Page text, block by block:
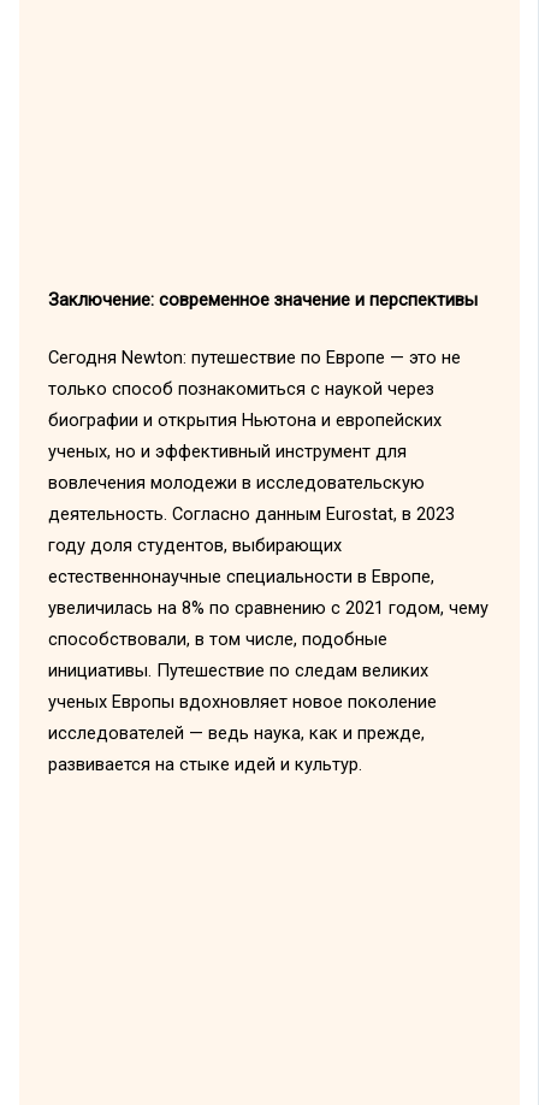
Заключение: современное значение и перспективы
Сегодня Newton: путешествие по Европе — это не
только способ познакомиться с наукой через
биографии и открытия Ньютона и европейских
ученых, но и эффективный инструмент для
вовлечения молодежи в исследовательскую
деятельность. Согласно данным Eurostat, в 2023
году доля студентов, выбирающих
естественнонаучные специальности в Европе,
увеличилась на 8% по сравнению с 2021 годом, чему
способствовали, в том числе, подобные
инициативы. Путешествие по следам великих
ученых Европы вдохновляет новое поколение
исследователей — ведь наука, как и прежде,
развивается на стыке идей и культур.